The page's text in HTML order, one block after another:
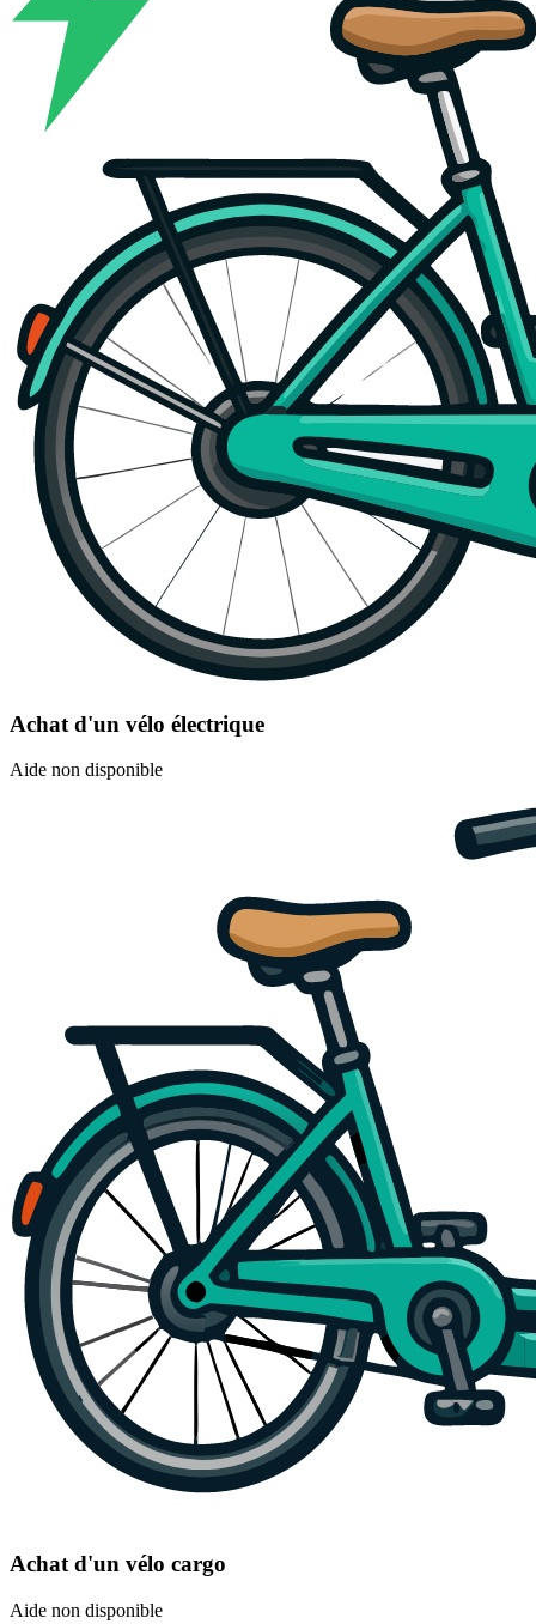
Achat d'un vélo électrique
Aide non disponible
Achat d'un vélo cargo
Aide non disponible